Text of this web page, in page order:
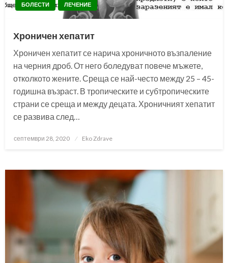
БОЛЕСТИ ЛЕЧЕНИЕ
Хроничен хепатит
Хроничен хепатит се нарича хроничното възпаление
на черния дроб. От него боледуват повече мъжете,
отколкото жените. Среща се най-често между 25 – 45-
годишна възраст. В тропическите и субтропическите
страни се среща и между децата. Хроничният хепатит
се развива след…
Posted
септември 28, 2020 Eko Zdrave